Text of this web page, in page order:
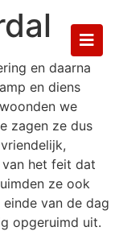
en daarna
en diens
we
zagen ze dus
het feit dat
ze ook
van de dag
opgeruimd uit.